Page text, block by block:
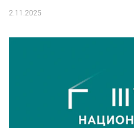
2.11.2025